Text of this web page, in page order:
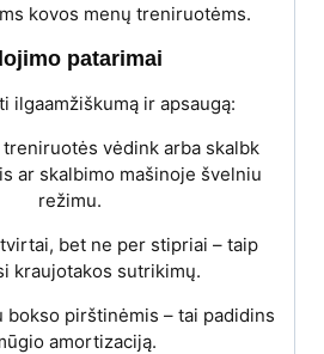
kovos menų treniruotėms.
patarimai
ilgaamžiškumą ir apsaugą:
vėdink arba skalbk
ar skalbimo mašinoje švelniu
režimu.
bet ne per stipriai – taip
kraujotakos sutrikimų.
bokso pirštinėmis – tai padidins
amortizaciją.